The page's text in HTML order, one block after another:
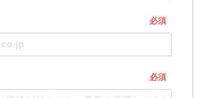
必須
必須